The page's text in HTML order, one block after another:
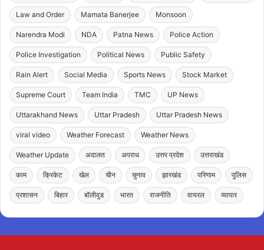
Law and Order Mamata Banerjee Monsoon
Narendra Modi NDA Patna News Police Action
Police Investigation Political News Public Safety
Rain Alert Social Media Sports News Stock Market
Supreme Court Team India TMC UP News
Uttarakhand News Uttar Pradesh Uttar Pradesh News
viral video Weather Forecast Weather News
Weather Update अदालत अपराध उत्तर प्रदेश उत्तराखंड
काम क्रिकेट खेल चीन चुनाव झारखंड परिणाम पुलिस
प्रशासन बिहार बॉलीवुड भारत राजनीति वायरल व्यापार